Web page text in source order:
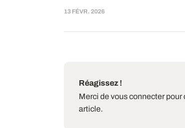
13 FÉVR. 2026
Réagissez !
Merci de vous connecter
article.